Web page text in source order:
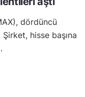
dördüncü
Şirket, hisse başına